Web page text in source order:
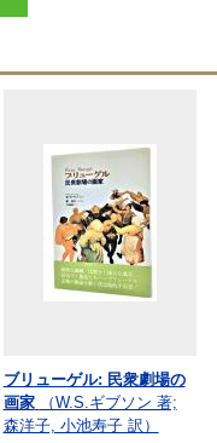
ブリューゲル: 民衆劇場の
画家
（W.S.ギブソン 著;
森洋子, 小池寿子 訳）